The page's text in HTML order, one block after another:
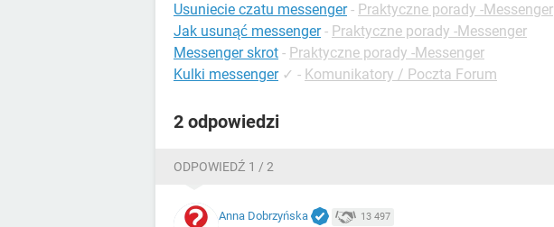
Usuniecie czatu messenger - Praktyczne porady -Messenger
Jak usunąć messenger - Praktyczne porady -Messenger
Messenger skrot - Praktyczne porady -Messenger
Kulki messenger ✓ - Komunikatory / Poczta Forum
2 odpowiedzi
ODPOWIEDŹ 1 / 2
Anna Dobrzyńska 13 497